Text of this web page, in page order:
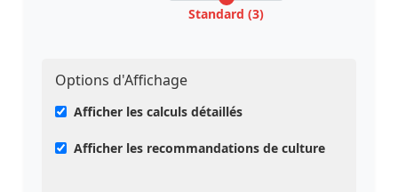
Standard (3)
Options d'Affichage
Afficher les calculs détaillés
Afficher les recommandations de culture